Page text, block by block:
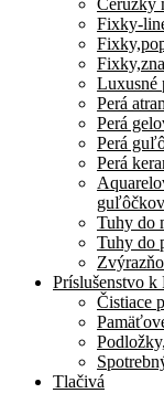
Ceruzky
Fixky-
Luxusné
Perá
Perá
Perá
Perá
Tuhy do
Tuhy do
Príslušenstvo k
Čistiace
Tlačivá